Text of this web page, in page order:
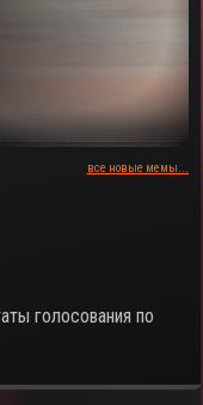
все новые мемы...
голосования по